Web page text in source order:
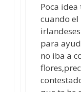
Poca idea
cuando el
para
no iba a